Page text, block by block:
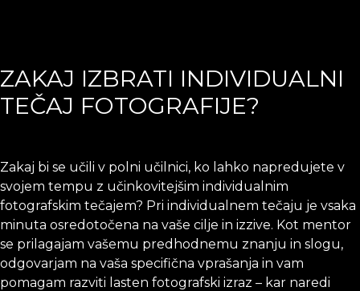
ZAKAJ IZBRATI INDIVIDUALNI
TEČAJ FOTOGRAFIJE?
Zakaj bi se učili v polni učilnici, ko lahko napredujete v
svojem tempu z učinkovitejšim individualnim
fotografskim tečajem? Pri individualnem tečaju je vsaka
minuta osredotočena na vaše cilje in izzive. Kot mentor
se prilagajam vašemu predhodnemu znanju in slogu,
odgovarjam na vaša specifična vprašanja in vam
pomagam razviti lasten fotografski izraz – kar naredi